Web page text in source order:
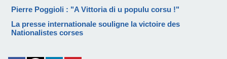
Pierre Poggioli : "A Vittoria di u populu corsu !"
La presse internationale souligne la victoire des
Nationalistes corses